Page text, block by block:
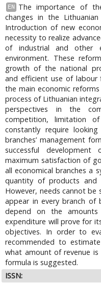
EN
The importance of
changes in the
Introduction of new
necessity to realize
of industrial and other
environment. These
growth of the national
and efficient use of labour
the main economic
process of Lithuanian
perspectives in the
competition, limitation
constantly require
branches’ management
successful
maximum satisfaction of
all economical branches a
quantity of products and
However, needs cannot
appear in every branch of
depend on the
expenditure will prove for
objectives. In order to
recommended to
what amount of revenue
formula is suggested.
ISSN: